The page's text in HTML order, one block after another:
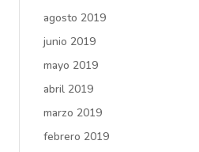
agosto 2019
junio 2019
mayo 2019
abril 2019
marzo 2019
febrero 2019